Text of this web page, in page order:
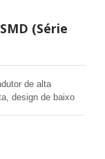
(Série
de alta
design de baixo